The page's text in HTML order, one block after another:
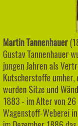
Martin Tannenhauer
Gustav Tannenhauer
jungen Jahren als
Kutscherstoffe umher,
wurden Sitze und
1883 - im Alter von
Wagenstoff-Weberei